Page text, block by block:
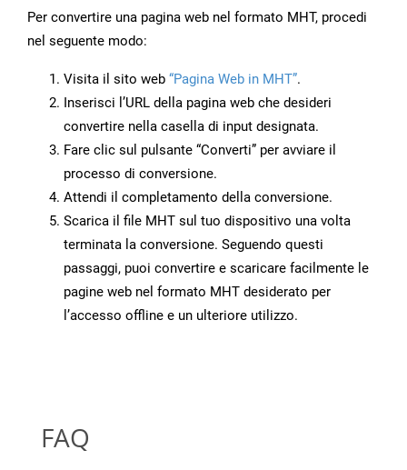
Per convertire una pagina web nel formato MHT, procedi
nel seguente modo:
Visita il sito web “Pagina Web in MHT”.
Inserisci l’URL della pagina web che desideri
convertire nella casella di input designata.
Fare clic sul pulsante “Converti” per avviare il
processo di conversione.
Attendi il completamento della conversione.
Scarica il file MHT sul tuo dispositivo una volta
terminata la conversione. Seguendo questi
passaggi, puoi convertire e scaricare facilmente le
pagine web nel formato MHT desiderato per
l’accesso offline e un ulteriore utilizzo.
FAQ